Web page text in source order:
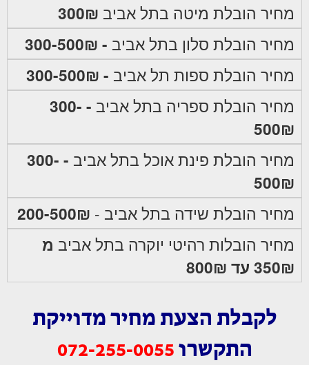
מחיר הובלת מיטה בתל אביב 300₪
מחיר הובלת סלון בתל אביב - 300-500₪
מחיר הובלת ספות תל אביב - 300-500₪
מחיר הובלת ספריה בתל אביב
- 300-
500₪
מחיר הובלת פינת אוכל בתל אביב
- 300-
500₪
מחיר הובלת שידה בתל אביב - 200-500₪
מחיר הובלות רהיטי יוקרה בתל אביב מ
350₪ עד 800₪
לקבלת הצעת מחיר מדוייקת
התקשרו 072-255-0055